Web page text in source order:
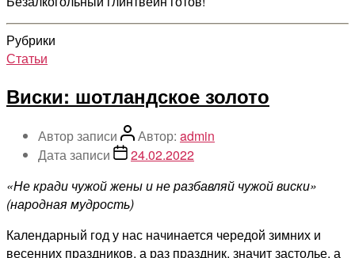
Рубрики
Статьи
Виски: шотландское золото
Автор записи Автор: admin
Дата записи
24.02.2022
«Не кради чужой жены и не разбавляй чужой виски»
(народная мудрость)
Календарный год у нас начинается чередой зимних и
весенних праздников, а раз праздник, значит застолье, а